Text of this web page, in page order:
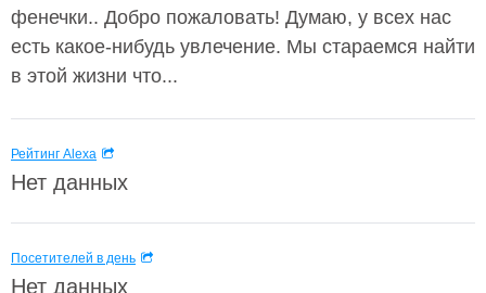
фенечки.. Добро пожаловать! Думаю, у всех нас
есть какое-нибудь увлечение. Мы стараемся найти
в этой жизни что...
Рейтинг Alexa
Нет данных
Посетителей в день
Нет данных